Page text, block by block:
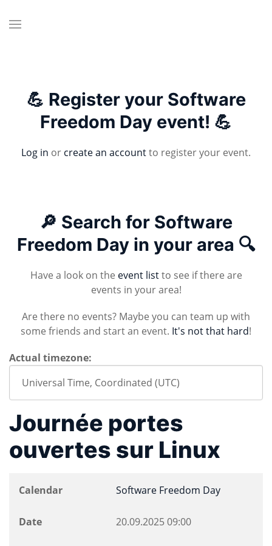
💪 Register your Software
Freedom Day event! 💪
Log in or create an accountto register your event.
🔎 Search for Software
Freedom Day in your area 🔍
Have a look on the event listto see if there are
events in your area!
Are there no events? Maybe you can team up with
some friends and start an event. It's not that hard!
Actual timezone:
Journée portes
ouvertes sur Linux
Calendar Software Freedom Day
Date 20.09.202509:00